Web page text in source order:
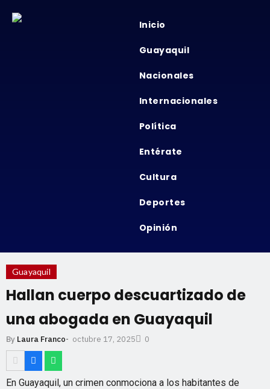
Inicio
Guayaquil
Nacionales
Internacionales
Política
Entérate
Cultura
Deportes
Opinión
Guayaquil
Hallan cuerpo descuartizado de
una abogada en Guayaquil
By Laura Franco- octubre 17, 2025 0
En Guayaquil, un crimen conmociona a los habitantes de